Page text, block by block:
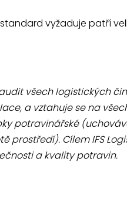
vyžaduje patří
všech logistických
a vztahuje se na
potravinářské
Cílem IFS
a kvality potravin.